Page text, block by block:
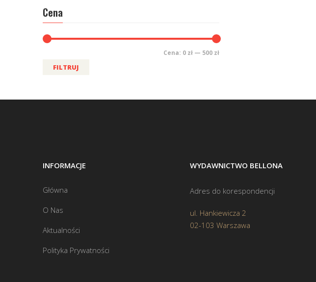
Cena
FILTRUJ
Cena: 0 zł — 500 zł
INFORMACJE
Główna
O Nas
Aktualności
Polityka Prywatności
WYDAWNICTWO BELLONA
Adres do korespondencji
ul. Hankiewicza 2
02-103 Warszawa